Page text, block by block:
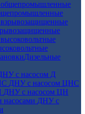
Дизельные
с насосом Д
ДНУ с насосом ЦНС
ДНУ с насосом ЦН
ДНУ с